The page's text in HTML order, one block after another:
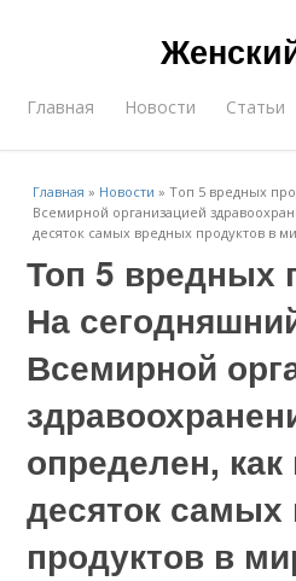
Главная Новости Статьи
Главная » Новости »Топ 5 вредных
Всемирной организацией
десяток самых вредных продуктов в
Топ 5 вредных
На
Всемирной
определен,
десяток
продуктов в